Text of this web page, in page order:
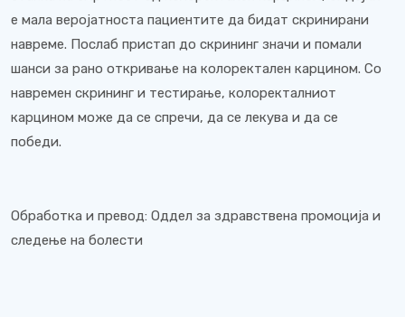
е мала веројатноста пациентите да бидат скринирани
навреме. Послаб пристап до скрининг значи и помали
шанси за рано откривање на колоректален карцином. Со
навремен скрининг и тестирање, колоректалниот
карцином може да се спречи, да се лекува и да се
победи.
Обработка и превод: Оддел за здравствена промоција и
следење на болести